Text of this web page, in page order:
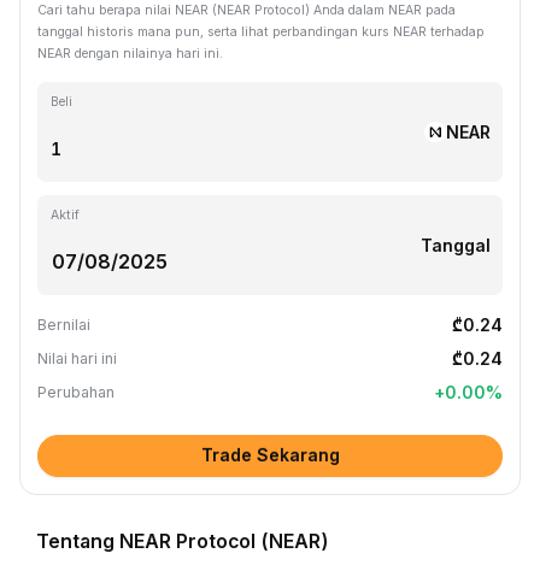
Cari tahu berapa nilai NEAR (NEAR Protocol) Anda dalam NEAR pada
tanggal historis mana pun, serta lihat perbandingan kurs NEAR terhadap
NEAR dengan nilainya hari ini.
Beli
NEAR
Aktif
Tanggal
Bernilai ₾0.24
Nilai hari ini ₾0.24
Perubahan +0.00%
Trade Sekarang
Tentang NEAR Protocol (NEAR)